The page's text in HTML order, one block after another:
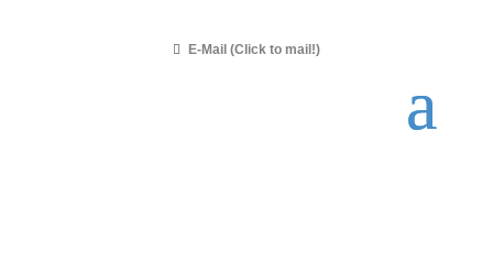
E-Mail (Click to mail!)